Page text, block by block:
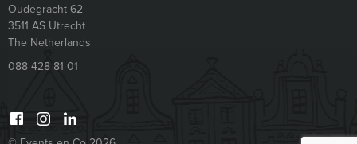
Oudegracht 62
3511 AS Utrecht
The Netherlands
088 428 81 01